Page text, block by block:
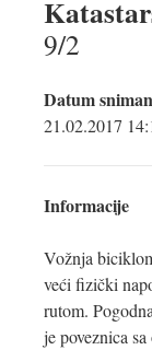
9/2
Datum
21.02.2017
Informacije
Vožnja
veći fizički
rutom.
je poveznica